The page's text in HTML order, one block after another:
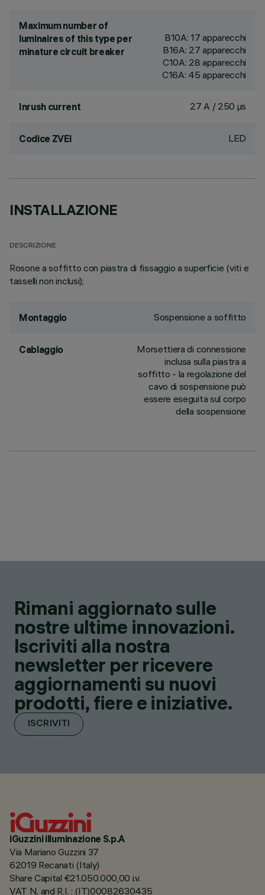
Maximum number of
luminaires of this type per
minature circuit breaker
B10A: 17 apparecchi
B16A: 27 apparecchi
C10A: 28 apparecchi
C16A: 45 apparecchi
Inrush current 27 A / 250 µs
Codice ZVEI LED
INSTALLAZIONE
DESCRIZIONE
Rosone a soffitto con piastra di fissaggio a superficie (viti e
tasselli non inclusi);
Montaggio Sospensione a soffitto
Cablaggio
Morsettiera di connessione
inclusa sulla piastra a
soffitto - la regolazione del
cavo di sospensione può
essere eseguita sul corpo
della sospensione
Rimani aggiornato sulle
nostre ultime innovazioni.
Iscriviti alla nostra
newsletter per ricevere
aggiornamenti su nuovi
prodotti, fiere e iniziative.
ISCRIVITI
iGuzzini illuminazione S.p.A
Via Mariano Guzzini 37
62019 Recanati (Italy)
Share Capital €21.050.000,00 i.v.
VAT N. and R.I. : (IT)00082630435